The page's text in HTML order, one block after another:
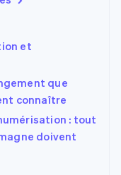
et
que
connaître
: tout
doivent